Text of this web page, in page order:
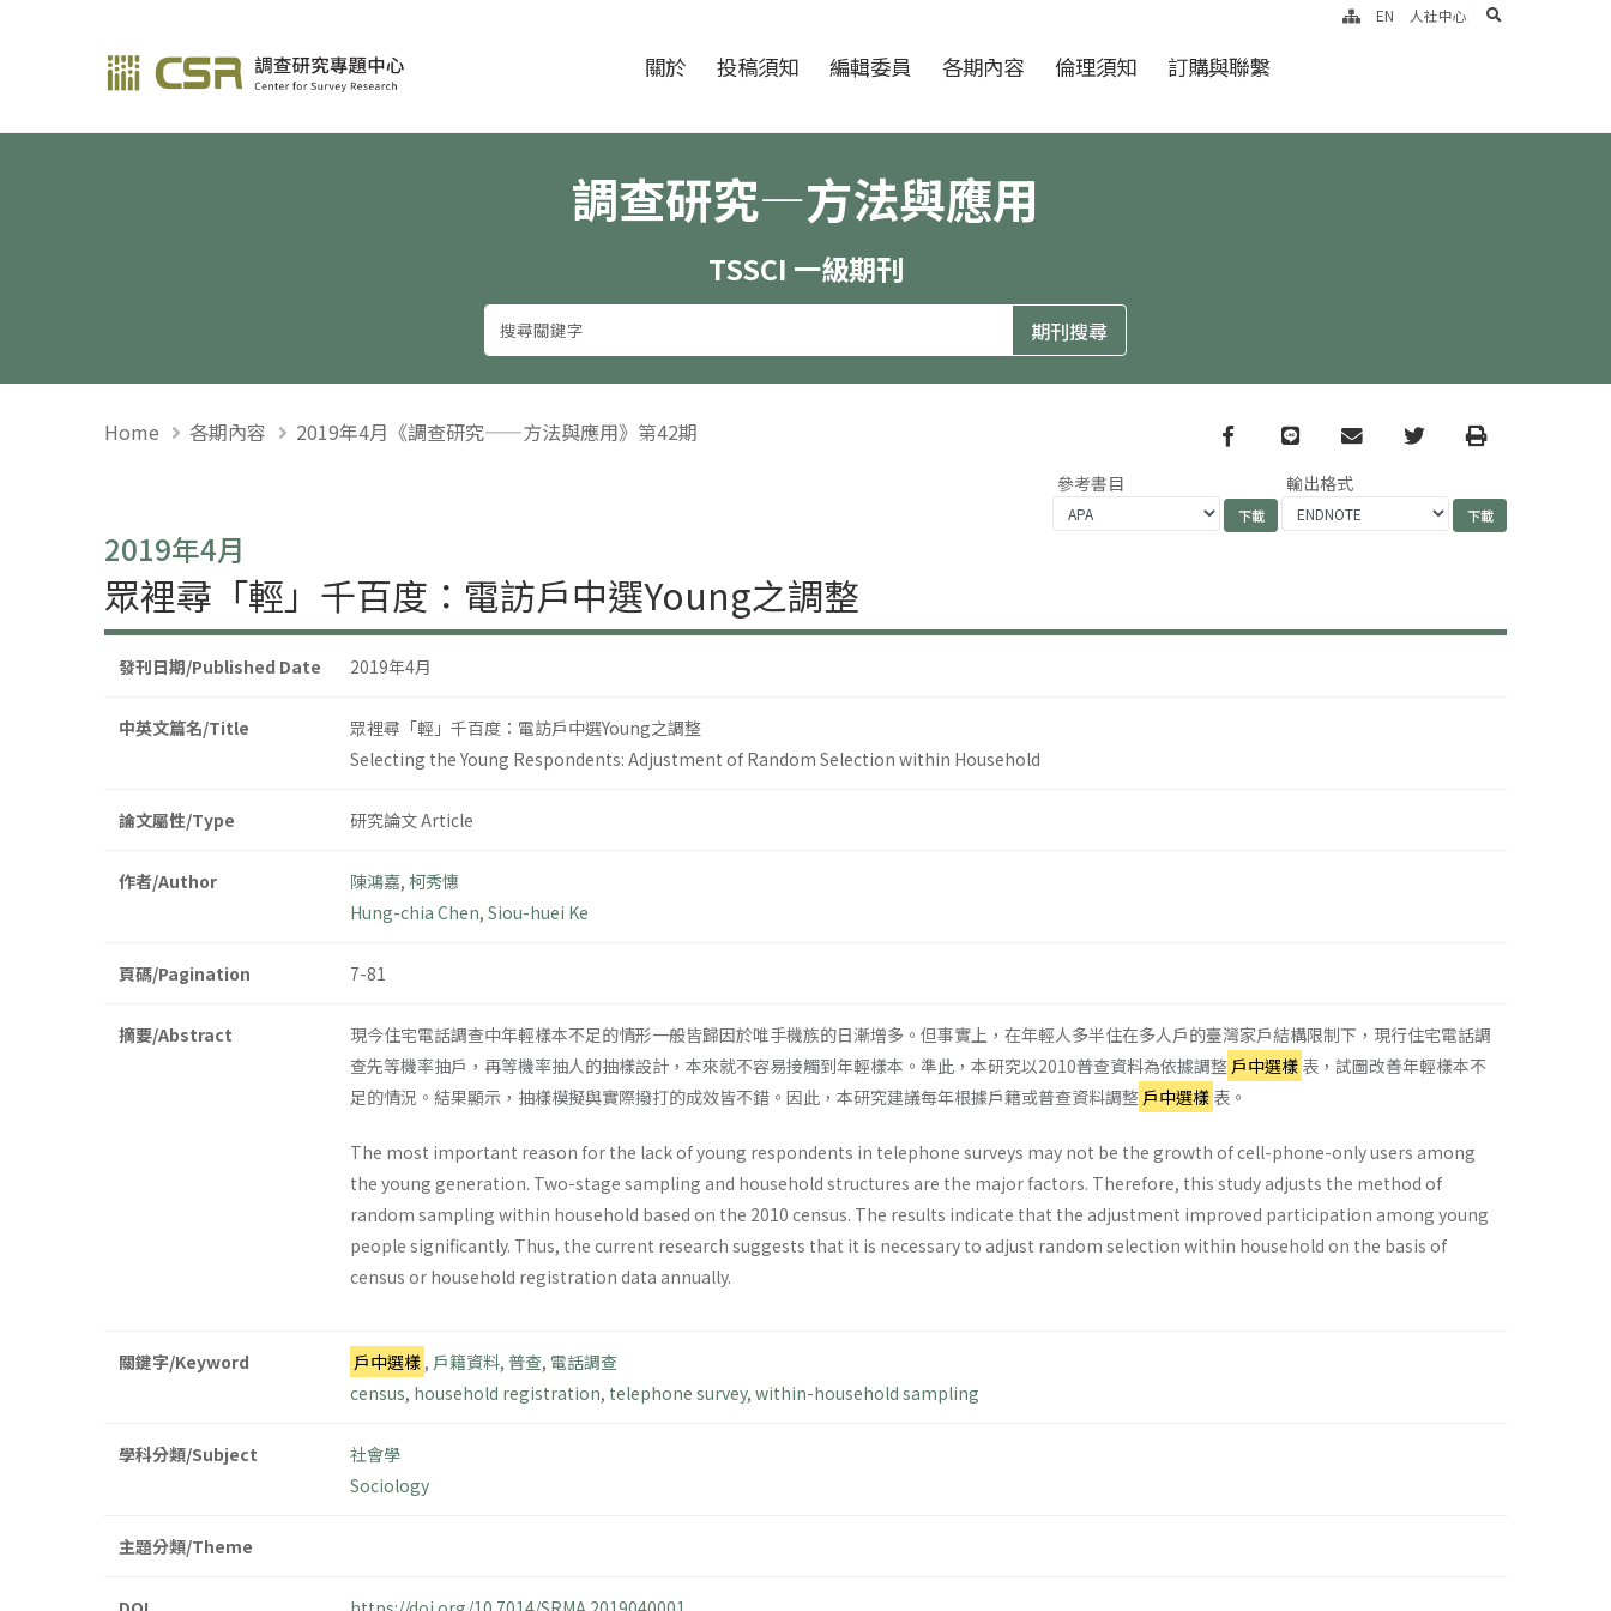
調查研究—方法與應用期刊 關於 投稿須知 編輯委員 各期內容 倫理須知 訂購與聯繫
EN 人社中心 search
調查研究—方法與應用
TSSCI 一級期刊
Home 各期內容 2019年4月《調查研究——方法與應用》第42期 Facebook
line email TwitterPrint
參考書目 輸出格式
2019年4月
眾裡尋「輕」千百度：電訪戶中選Young之調整
發刊日期/Published Date 2019年4月
中英文篇名/Title
眾裡尋「輕」千百度：電訪戶中選Young之調整
Selecting the Young Respondents: Adjustment of Random Selection within Household
論文屬性/Type 研究論文 Article
作者/Author 陳鴻嘉, 柯秀憓
Hung-chia Chen, Siou-huei Ke
頁碼/Pagination 7-81
摘要/Abstract
現今住宅電話調查中年輕樣本不足的情形一般皆歸因於唯手機族的日漸增多。但事實上，在年輕人多半住在多人戶的臺灣家戶結構限制下，現行住宅電話調
查先等機率抽戶，再等機率抽人的抽樣設計，本來就不容易接觸到年輕樣本。準此，本研究以2010普查資料為依據調整 戶中選樣 表，試圖改善年輕樣本不
足的情況。結果顯示，抽樣模擬與實際撥打的成效皆不錯。因此，本研究建議每年根據戶籍或普查資料調整 戶中選樣 表。
The most important reason for the lack of young respondents in telephone surveys may not be the growth of cell-phone-only users among
the young generation. Two-stage sampling and household structures are the major factors. Therefore, this study adjusts the method of
random sampling within household based on the 2010 census. The results indicate that the adjustment improved participation among young
people significantly. Thus, the current research suggests that it is necessary to adjust random selection within household on the basis of
census or household registration data annually.
關鍵字/Keyword 戶中選樣 , 戶籍資料, 普查, 電話調查
census, household registration, telephone survey, within-household sampling
學科分類/Subject
社會學
Sociology
主題分類/Theme